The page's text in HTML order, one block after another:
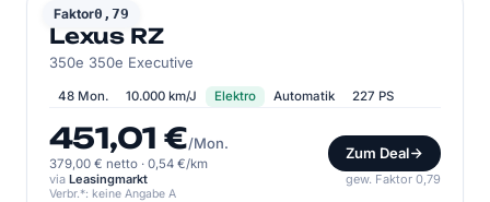
Faktor0,79
LEXUS
Lexus RZ
350e 350e Executive
48 Mon. 10.000 km/J Elektro Automatik 227 PS
451,01 €/Mon.
379,00 € netto · 0,54 €/km
Zum Deal
via Leasingmarkt gew. Faktor 0,79
Verbr.*: keine Angabe A